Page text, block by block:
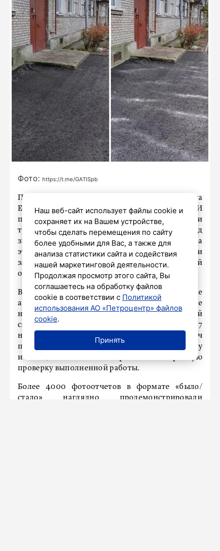
Фото: https://t.me/GATISpb
По поручению вице-губернатора Петербурга
Евгения Разумишкина, в конце октября ГАТИ
поставила перед районными администрациями
традиционную задачу по уборке листьев перед
зимой. Однако из-за прихода циклона Martina
эту задачу пришлось временно приостановить и
заменить на новую – по профилактической
обработке дворов от наледи.
В кратчайшие сроки районные жилищные
агентства смогли предотвратить образование
наледи во дворах и оперативно убрать первый
снег, после чего вернулись к уборке листьев. К 7
ноября информация о выполнении обеих задач
по всем 1942 кварталам была внесена в систему
и специалисты ГАТИ провели выборочную
проверку выполненной работы.
Более 4000 фотоотчетов в формате «было/
стало» наглядно продемонстрировали
Наш веб-сайт использует файлы cookie и
сохраняет их на Вашем устройстве,
чтобы сделать перемещения по сайту
более удобными для Вас, а также для
анализа статистики сайта и содействия
нашей маркетинговой деятельности.
Продолжая просмотр этого сайта, Вы
соглашаетесь на обработку файлов
cookie в соответствии с Политикой
использования АО «Петроцентр» файлов
cookie.
Принять